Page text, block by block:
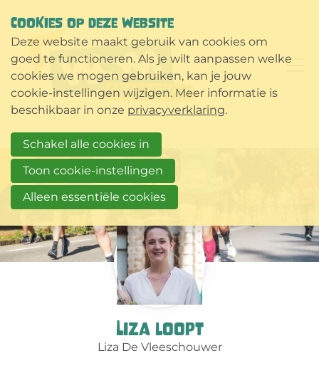
Liza loopt
Liza De Vleeschouwer
COOKIES OP DEZE WEBSITE
Deze website maakt gebruik van cookies om
goed te functioneren. Als je wilt aanpassen welke
cookies we mogen gebruiken, kan je jouw
cookie-instellingen wijzigen. Meer informatie is
beschikbaar in onze privacyverklaring.
Schakel alle cookies in
Toon cookie-instellingen
Alleen essentiële cookies